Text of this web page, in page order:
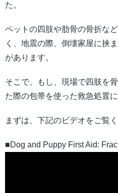
た。
ペットの四肢や肋骨の骨折な
く、地震の際、倒壊家屋に挟
があります。
そこで、もし、現場で四肢を
た際の包帯を使った救急処置
まずは、下記のビデオをご覧く
■Dog and Puppy First Aid: